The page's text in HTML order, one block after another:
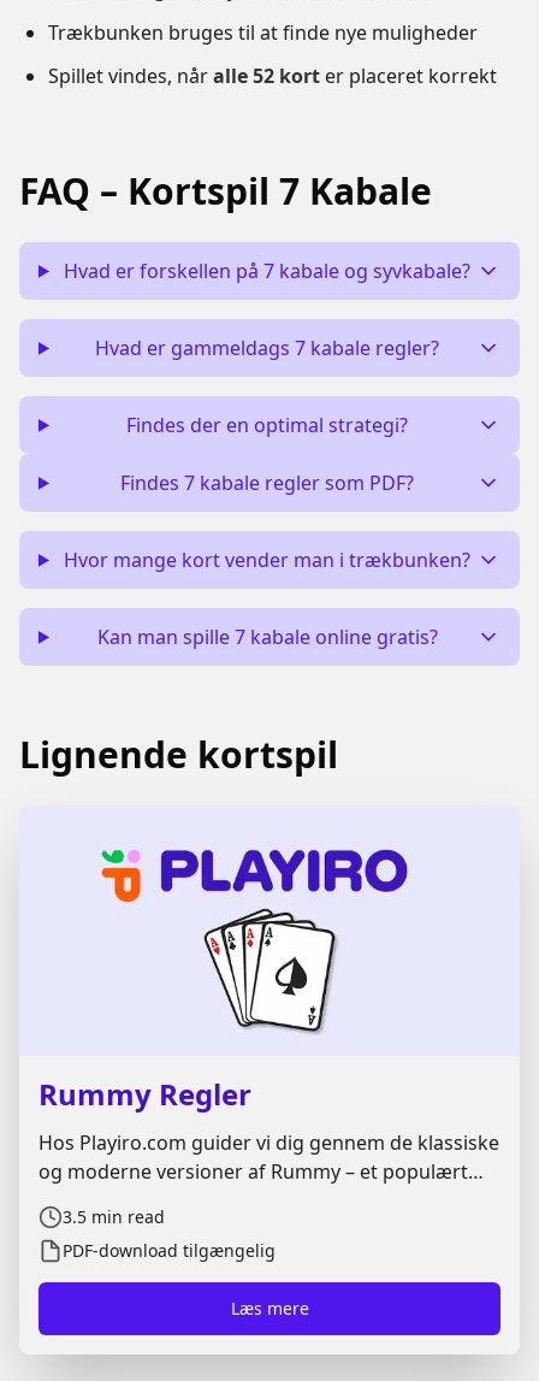
Trækbunken bruges til at finde nye muligheder
Spillet vindes, nåralle 52 kort er placeret korrekt
FAQ – Kortspil 7 Kabale
Hvad er forskellen på 7 kabale og syvkabale?
Hvad er gammeldags 7 kabale regler?
Findes der en optimal strategi?
Findes 7 kabale regler som PDF?
Hvor mange kort vender man i trækbunken?
Kan man spille 7 kabale online gratis?
Lignende kortspil
Rummy Regler
Hos Playiro.com guider vi dig gennem de klassiske
og moderne versioner af Rummy – et populært
kortspil kendt for strategi, held og hurtig
tænkning. Uanset om du spiller Rummy online,
Gin Rummy, eller den klassiske Rummy 500,
hjælper vi dig med at mestre Rummy regler og få
3.5 min read
PDF-download tilgængelig
Læs mere